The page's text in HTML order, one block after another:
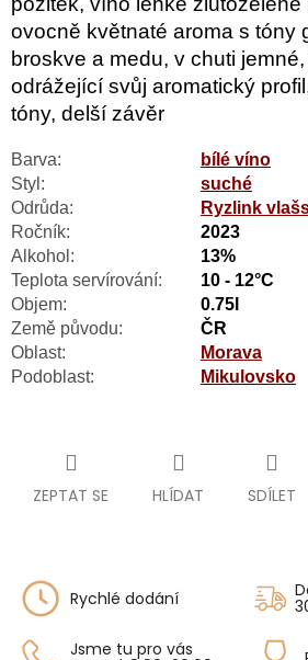
ovocně květnaté aroma s tóny
broskve a medu, v chuti
odrážející svůj aromatický
tóny, delší závěr
Barva:
bílé víno
Styl:
suché
Odrůda:
Ryzlink
Ročník:
2023
Alkohol:
13%
Teplota servírování:
10 - 12°C
Objem:
0.75l
Země původu:
ČR
Oblast:
Morava
Podoblast:
Mikulovsko
ZEPTAT SE HLÍDAT SDÍLET
Rychlé dodání
Jsme tu pro vás